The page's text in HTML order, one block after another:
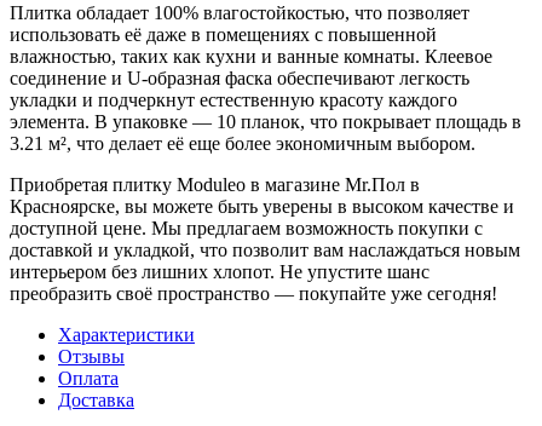
Плитка обладает 100% влагостойкостью, что позволяет
использовать её даже в помещениях с повышенной
влажностью, таких как кухни и ванные комнаты. Клеевое
соединение и U-образная фаска обеспечивают легкость
укладки и подчеркнут естественную красоту каждого
элемента. В упаковке — 10 планок, что покрывает площадь в
3.21 м², что делает её еще более экономичным выбором.
Приобретая плитку Moduleo в магазине Mr.Пол в
Красноярске, вы можете быть уверены в высоком качестве и
доступной цене. Мы предлагаем возможность покупки с
доставкой и укладкой, что позволит вам наслаждаться новым
интерьером без лишних хлопот. Не упустите шанс
преобразить своё пространство — покупайте уже сегодня!
Характеристики
Отзывы
Оплата
Доставка